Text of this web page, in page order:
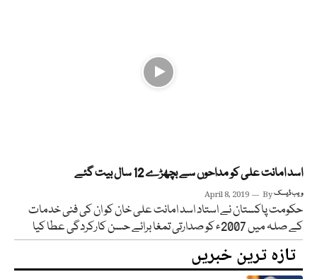
اسد امانت علی کو مداحوں سے بچھڑے 12 سال بیت گئے
April 8, 2019 Byویب ڈیسک
حکومت پاکستان نے استاد اسد امانت علی خان کو ان کی فنی خدمات
کے صلہ میں 2007ء کو صدارتی تمغا برائے حسن کارکردگی عطا کیا
تازہ ترین خبریں